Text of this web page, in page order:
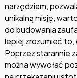
narzędziem,
unikalną misję,
do budowania
lepiej zrozumieć to,
Poprzez starannie
można wywołać